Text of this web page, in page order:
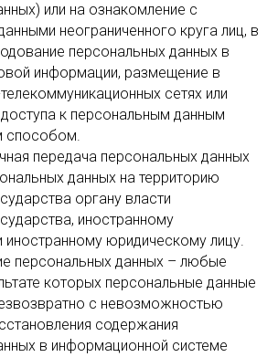
или на ознакомление с
неограниченного круга лиц, в
персональных данных в
информации, размещение в
сетях или
к персональным данным
способом.
передача персональных данных
данных на территорию
органу власти
иностранному
иностранному юридическому лицу.
персональных данных – любые
которых персональные данные
с невозможностью
содержания
в информационной системе